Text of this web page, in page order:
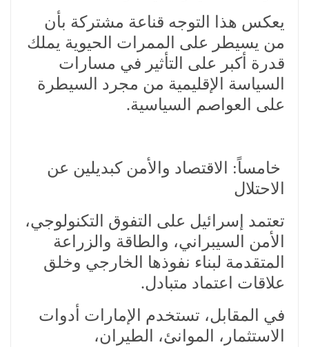
يعكس هذا التوجه قناعة مشتركة بأن
من يسيطر على الممرات الحيوية يملك
قدرة أكبر على التأثير في مسارات
السياسة الإقليمية من مجرد السيطرة
على العواصم السياسية.
خامساً: الاقتصاد والأمن كبديلين عن
الاحتلال
تعتمد إسرائيل على التفوق التكنولوجي،
الأمن السيبراني، والطاقة والزراعة
المتقدمة لبناء نفوذها الخارجي وخلق
علاقات اعتماد متبادل.
في المقابل، تستخدم الإمارات أدوات
الاستثمار، الموانئ، الطيران،